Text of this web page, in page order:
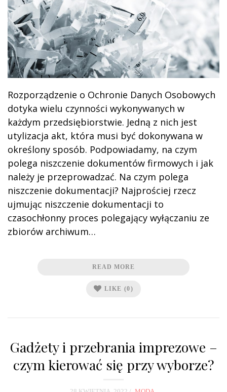
Rozporządzenie o Ochronie Danych Osobowych
dotyka wielu czynności wykonywanych w
każdym przedsiębiorstwie. Jedną z nich jest
utylizacja akt, która musi być dokonywana w
określony sposób. Podpowiadamy, na czym
polega niszczenie dokumentów firmowych i jak
należy je przeprowadzać. Na czym polega
niszczenie dokumentacji? Najprościej rzecz
ujmując niszczenie dokumentacji to
czasochłonny proces polegający wyłączaniu ze
zbiorów archiwum…
READ MORE
LIKE (0)
Gadżety i przebrania imprezowe –
czym kierować się przy wyborze?